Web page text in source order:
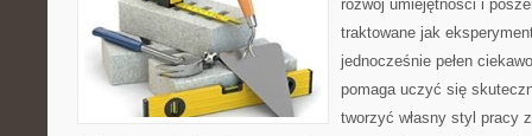
rozwój umiejętności i
traktowane jak
jednocześnie pełen
pomaga uczyć się
tworzyć własny styl pracy